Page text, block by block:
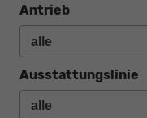
Antrieb
Ausstattungslinie